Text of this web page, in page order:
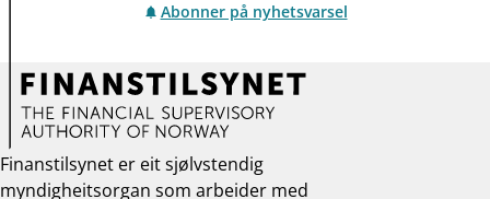
Abonner på nyhetsvarsel
Finanstilsynet er eit sjølvstendig
myndigheitsorgan som arbeider med